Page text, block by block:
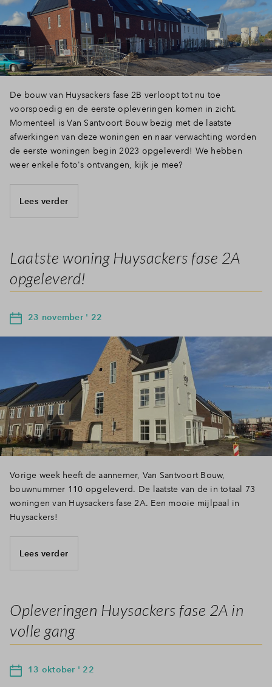
De bouw van Huysackers fase 2B verloopt tot nu toe
voorspoedig en de eerste opleveringen komen in zicht.
Momenteel is Van Santvoort Bouw bezig met de laatste
afwerkingen van deze woningen en naar verwachting worden
de eerste woningen begin 2023 opgeleverd! We hebben
weer enkele foto's ontvangen, kijk je mee?
Lees verder
Laatste woning Huysackers fase 2A
opgeleverd!
23 november ' 22
Vorige week heeft de aannemer, Van Santvoort Bouw,
bouwnummer 110 opgeleverd. De laatste van de in totaal 73
woningen van Huysackers fase 2A. Een mooie mijlpaal in
Huysackers!
Lees verder
Opleveringen Huysackers fase 2A in
volle gang
13 oktober ' 22